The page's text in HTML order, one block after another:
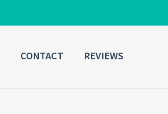
Username
CONTACT REVIEWS